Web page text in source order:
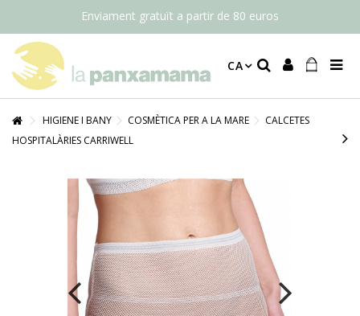
Enviament gratuït a partir de 80 euros
CA
HIGIENE I BANY COSMÈTICA PER A LA MARE
CALCETES
HOSPITALÀRIES CARRIWELL